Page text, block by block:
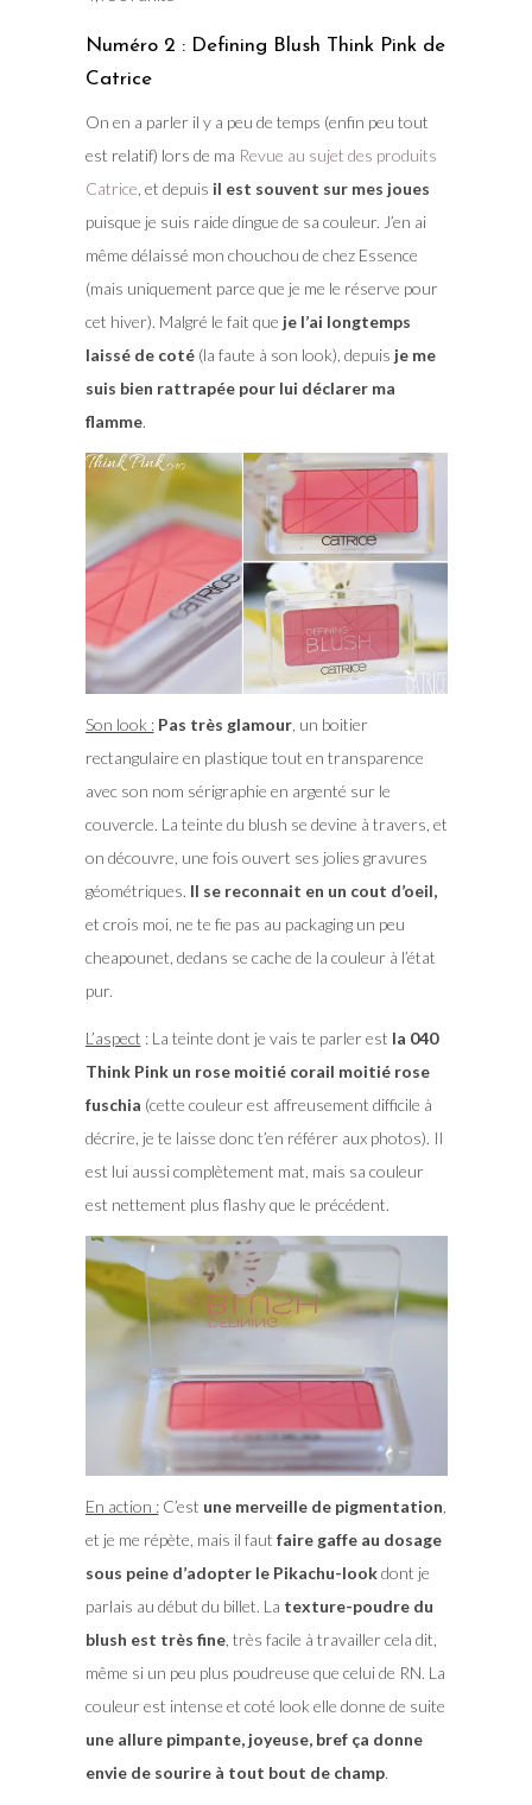
Numéro 2 : Defining Blush Think Pink de
Catrice
On en a parler il y a peu de temps (enfin peu tout
est relatif) lors de ma Revue au sujet des produits
Catrice , et depuis il est souvent sur mes joues
puisque je suis raide dingue de sa couleur. J’en ai
même délaissé mon chouchou de chez Essence
(mais uniquement parce que je me le réserve pour
cet hiver). Malgré le fait que je l’ai longtemps
laissé de coté(la faute à son look), depuis je me
suis bien rattrapée pour lui déclarer ma
flamme.
Son look : Pas très glamour, un boitier
rectangulaire en plastique tout en transparence
avec son nom sérigraphie en argenté sur le
couvercle. La teinte du blush se devine à travers, et
on découvre, une fois ouvert ses jolies gravures
géométriques. Il se reconnait en un cout d’oeil,
et crois moi, ne te fie pas au packaging un peu
cheapounet, dedans se cache de la couleur à l’état
pur.
L’aspect : La teinte dont je vais te parler est la 040
Think Pink un rose moitié corail moitié rose
fuschia (cette couleur est affreusement difficile à
décrire, je te laisse donc t’en référer aux photos). Il
est lui aussi complètement mat, mais sa couleur
est nettement plus flashy que le précédent.
En action :C’est une merveille de pigmentation
et je me répète, mais il faut faire gaffe au dosage
sous peine d’adopter le Pikachu-lookdont je
parlais au début du billet. La texture-poudre du
blush est très fine, très facile à travailler cela dit,
même si un peu plus poudreuse que celui de RN. La
couleur est intense et coté look elle donne de suite
une allure pimpante, joyeuse, bref ça donne
envie de sourire à tout bout de champ.